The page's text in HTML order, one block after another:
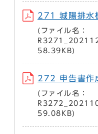
271 城陽排水
(ファイル名：
58.39KB)
272 申告書作
(ファイル名：
59.08KB)